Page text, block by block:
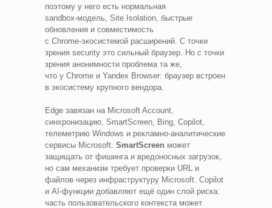
поэтому у него есть нормальная
sandbox‑модель, Site Isolation, быстрые
обновления и совместимость
с Chrome‑экосистемой расширений. С точки
зрения security это сильный браузер. Но с точки
зрения анонимности проблема та же,
что у Chrome и Yandex Browser: браузер встроен
в экосистему крупного вендора.
Edge завязан на Microsoft Account,
синхронизацию, SmartScreen, Bing, Copilot,
телеметрию Windows и рекламно‑аналитические
сервисы Microsoft. SmartScreen может
защищать от фишинга и вредоносных загрузок,
но сам механизм требует проверки URL и
файлов через инфраструктуру Microsoft. Copilot
и AI‑функции добавляют ещё один слой риска:
часть пользовательского контекста может